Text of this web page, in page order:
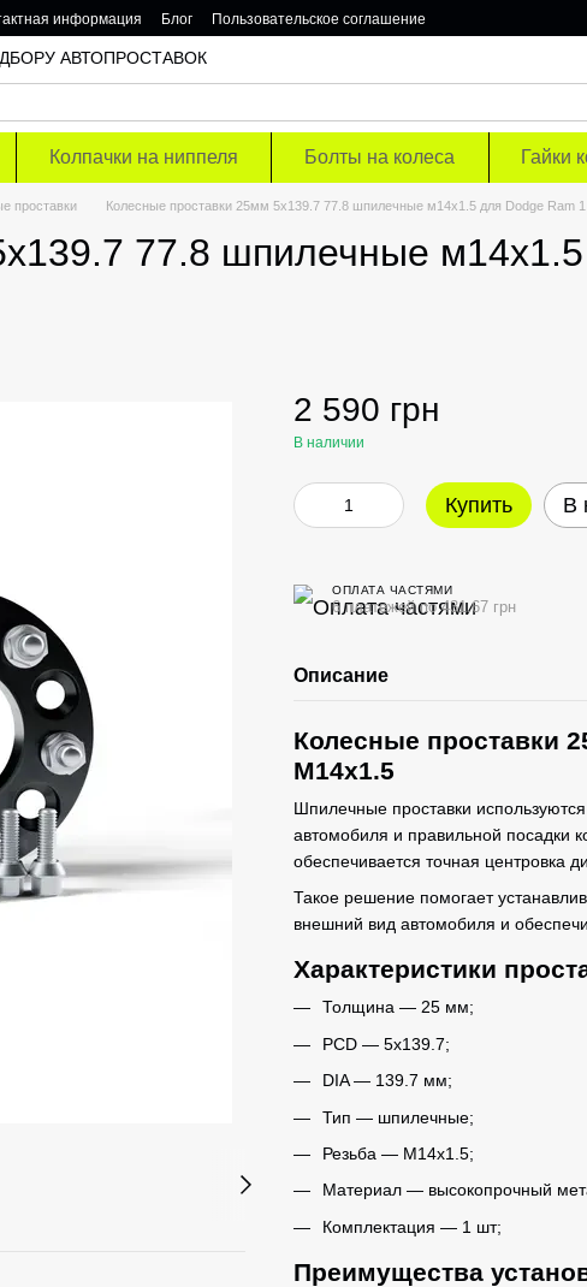
информация Блог
Пользовательское соглашение
АВТОПРОСТАВОК
Колпачки на ниппеля Болты на колеса Гайки
проставки Колесные проставки 25мм 5х139.7 77.8 шпилечные м14х1.5 для Dodge Ram
77.8 шпилечные
2 590 грн
В наличии
Купить В
ОПЛАТА ЧАСТЯМИ
6 платежей по 431.67 грн
Описание
Колесные проставки
M14x1.5
Шпилечные проставки
автомобиля и правильной посадки
обеспечивается точная центровка
Такое решение помогает
внешний вид автомобиля и
Характеристики
Толщина — 25 мм;
PCD — 5x139.7;
DIA — 139.7 мм;
Тип — шпилечные;
Резьба — M14x1.5;
Материал — высокопрочный
Комплектация — 1 шт;
Преимущества